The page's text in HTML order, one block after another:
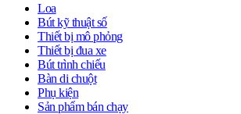
Loa
Bút kỹ thuật số
Thiết bị mô phỏng
Thiết bị đua xe
Bút trình chiếu
Bàn di chuột
Phụ kiện
Sản phẩm bán chạy